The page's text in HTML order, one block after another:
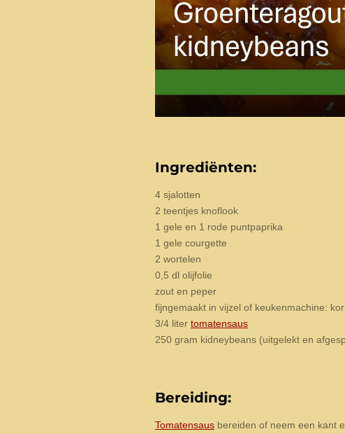
Ingrediënten:
4 sjalotten
2 teentjes knoflook
1 gele en 1 rode puntpaprika
1 gele courgette
2 wortelen
0,5 dl olijfolie
zout en peper
fijngemaakt in vijzel of keukenmachine:
3/4 liter tomatensaus
250 gram kidneybeans (uitgelekt en
Bereiding:
Tomatensaus bereiden of neem een kant